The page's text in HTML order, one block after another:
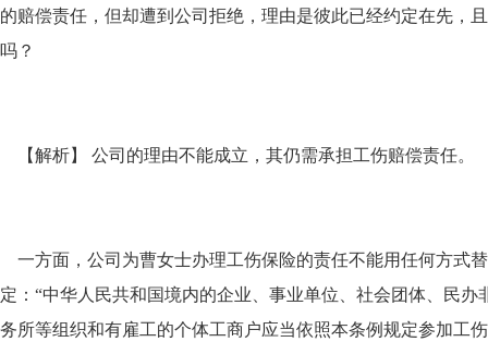
的赔偿责任，但却遭到公司拒绝，理由是彼此已经约定在先，
吗？
【解析】 公司的理由不能成立，其仍需承担工伤赔偿责任。
一方面，公司为曹女士办理工伤保险的责任不能用任何方式
定：“中华人民共和国境内的企业、事业单位、社会团体、民
务所等组织和有雇工的个体工商户应当依照本条例规定参加工